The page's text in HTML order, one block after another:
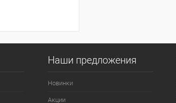
Наши предложения
Новинки
Акции